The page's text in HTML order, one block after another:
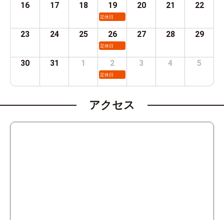
16 17 18 19
定休日
20 21 22
23 24 25 26
定休日
27 28 29
30 31 1 2
定休日
3 4 5
アクセス